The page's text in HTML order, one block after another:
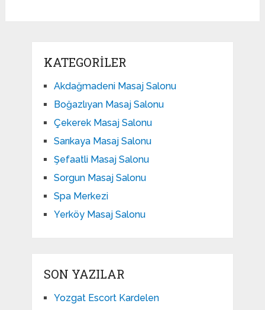
KATEGORILER
Akdağmadeni Masaj Salonu
Boğazlıyan Masaj Salonu
Çekerek Masaj Salonu
Sarıkaya Masaj Salonu
Şefaatli Masaj Salonu
Sorgun Masaj Salonu
Spa Merkezi
Yerköy Masaj Salonu
SON YAZILAR
Yozgat Escort Kardelen